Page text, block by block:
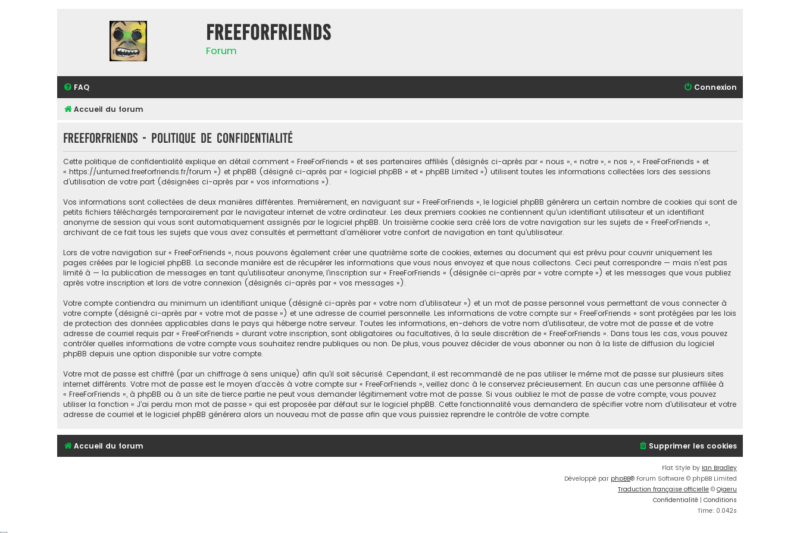
FreeForFriends
Forum
FAQ Connexion
Accueil du forum
FreeForFriends - Politique de confidentialité
Cette politique de confidentialité explique en détail comment « FreeForFriends » et ses partenaires affiliés (désignés ci-après par « nous », « notre », « nos », « FreeForFriends » et
« https://unturned.freeforfriends.fr/forum ») et phpBB (désigné ci-après par « logiciel phpBB » et « phpBB Limited ») utilisent toutes les informations collectées lors des sessions
d’utilisation de votre part (désignées ci-après par « vos informations »).
Vos informations sont collectées de deux manières différentes. Premièrement, en naviguant sur « FreeForFriends », le logiciel phpBB génèrera un certain nombre de cookies qui sont de
petits fichiers téléchargés temporairement par le navigateur internet de votre ordinateur. Les deux premiers cookies ne contiennent qu’un identifiant utilisateur et un identifiant
anonyme de session qui vous sont automatiquement assignés par le logiciel phpBB. Un troisième cookie sera créé lors de votre navigation sur les sujets de « FreeForFriends »,
archivant de ce fait tous les sujets que vous avez consultés et permettant d’améliorer votre confort de navigation en tant qu’utilisateur.
Lors de votre navigation sur « FreeForFriends », nous pouvons également créer une quatrième sorte de cookies, externes au document qui est prévu pour couvrir uniquement les
pages créées par le logiciel phpBB. La seconde manière est de récupérer les informations que vous nous envoyez et que nous collectons. Ceci peut correspondre — mais n’est pas
limité à — la publication de messages en tant qu’utilisateur anonyme, l’inscription sur « FreeForFriends » (désignée ci-après par « votre compte ») et les messages que vous publiez
après votre inscription et lors de votre connexion (désignés ci-après par « vos messages »).
Votre compte contiendra au minimum un identifiant unique (désigné ci-après par « votre nom d’utilisateur ») et un mot de passe personnel vous permettant de vous connecter à
votre compte (désigné ci-après par « votre mot de passe ») et une adresse de courriel personnelle. Les informations de votre compte sur « FreeForFriends » sont protégées par les lois
de protection des données applicables dans le pays qui héberge notre serveur. Toutes les informations, en-dehors de votre nom d’utilisateur, de votre mot de passe et de votre
adresse de courriel requis par « FreeForFriends » durant votre inscription, sont obligatoires ou facultatives, à la seule discrétion de « FreeForFriends ». Dans tous les cas, vous pouvez
contrôler quelles informations de votre compte vous souhaitez rendre publiques ou non. De plus, vous pouvez décider de vous abonner ou non à la liste de diffusion du logiciel
phpBB depuis une option disponible sur votre compte.
Votre mot de passe est chiffré (par un chiffrage à sens unique) afin qu’il soit sécurisé. Cependant, il est recommandé de ne pas utiliser le même mot de passe sur plusieurs sites
internet différents. Votre mot de passe est le moyen d’accès à votre compte sur « FreeForFriends », veillez donc à le conservez précieusement. En aucun cas une personne affiliée à
« FreeForFriends », à phpBB ou à un site de tierce partie ne peut vous demander légitimement votre mot de passe. Si vous oubliez le mot de passe de votre compte, vous pouvez
utiliser la fonction « J’ai perdu mon mot de passe » qui est proposée par défaut sur le logiciel phpBB. Cette fonctionnalité vous demandera de spécifier votre nom d’utilisateur et votre
adresse de courriel et le logiciel phpBB générera alors un nouveau mot de passe afin que vous puissiez reprendre le contrôle de votre compte.
Accueil du forum Supprimer les cookies
Flat Style by Ian Bradley
Développé par phpBB® Forum Software © phpBB Limited
Traduction française officielle © Qiaeru
Confidentialité | Conditions
Time: 0.042s